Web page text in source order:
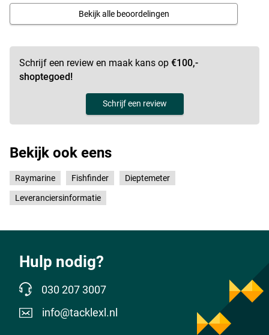
Bekijk alle beoordelingen
Schrijf een review en maak kans op €100,-
shoptegoed!
Schrijf een review
Bekijk ook eens
Raymarine Fishfinder Dieptemeter
Leveranciersinformatie
Hulp nodig?
030 207 3007
info@tacklexl.nl